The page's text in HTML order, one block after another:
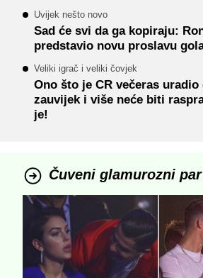
Uvijek nešto novo
Sad će svi da ga kopiraju:
predstavio novu proslavu
Veliki igrač i veliki čovjek
Ono što je CR večeras
zauvijek i više neće biti
je!
Čuveni glamurozni par